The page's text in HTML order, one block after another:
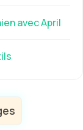
avec April